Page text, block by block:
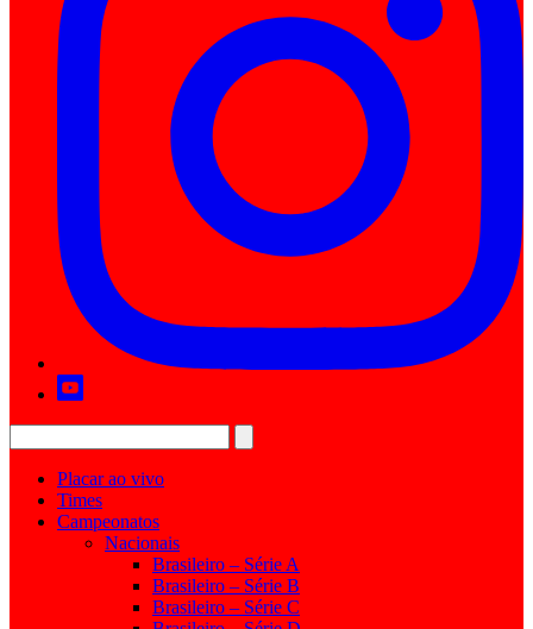
Placar ao vivo
Times
Campeonatos
Nacionais
Brasileiro – Série A
Brasileiro – Série B
Brasileiro – Série C